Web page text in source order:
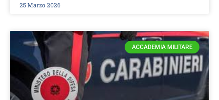
25 Marzo 2026
ACCADEMIA MILITARE